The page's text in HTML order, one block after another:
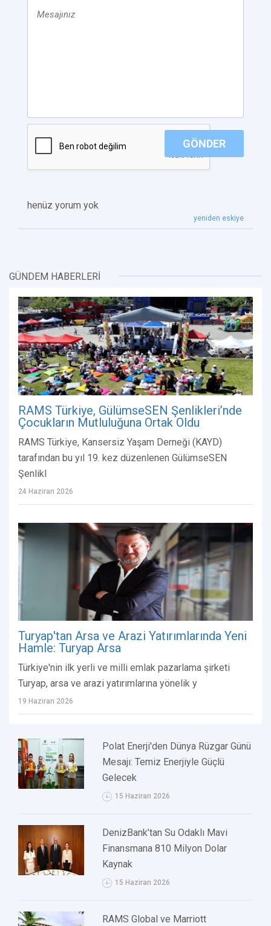
GÖNDER
henüz yorum yok
yeniden eskiye
GÜNDEM HABERLERİ
RAMS Türkiye, GülümseSEN Şenlikleri’nde
Çocukların Mutluluğuna Ortak Oldu
RAMS Türkiye, Kansersiz Yaşam Derneği (KAYD)
tarafından bu yıl 19. kez düzenlenen GülümseSEN
Şenlikl
24 Haziran 2026
Turyap'tan Arsa ve Arazi Yatırımlarında Yeni
Hamle: Turyap Arsa
Türkiye'nin ilk yerli ve milli emlak pazarlama şirketi
Turyap, arsa ve arazi yatırımlarına yönelik y
19 Haziran 2026
Polat Enerji'den Dünya Rüzgar Günü
Mesajı: Temiz Enerjiyle Güçlü
Gelecek
15 Haziran 2026
DenizBank’tan Su Odaklı Mavi
Finansmana 810 Milyon Dolar
Kaynak
15 Haziran 2026
RAMS Global ve Marriott